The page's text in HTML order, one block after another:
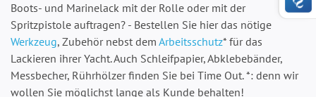
Boots- und Marinelack mit der Rolle oder mit der
Spritzpistole auftragen? - Bestellen Sie hier das nötige
Werkzeug, Zubehör nebst dem Arbeitsschutz* für das
Lackieren ihrer Yacht. Auch Schleifpapier, Abklebebänder,
Messbecher, Rührhölzer finden Sie bei Time Out. *: denn wir
wollen Sie möglichst lange als Kunde behalten!